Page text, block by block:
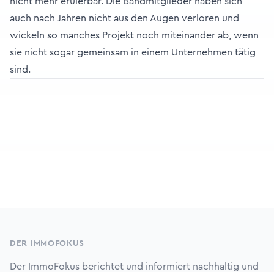
auch nach Jahren nicht aus den Augen verloren und
wickeln so manches Projekt noch miteinander ab, wenn
sie nicht sogar gemeinsam in einem Unternehmen tätig
sind.
DER IMMOFOKUS
Der ImmoFokus berichtet und informiert nachhaltig und